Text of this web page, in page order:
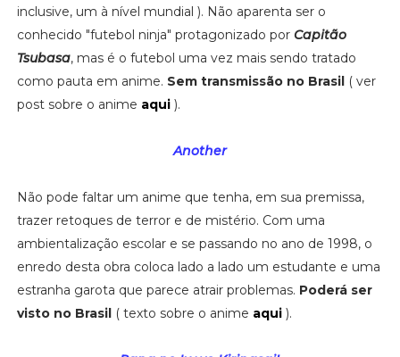
inclusive, um à nível mundial ). Não aparenta ser o
conhecido "futebol ninja" protagonizado porCapitão
Tsubasa, mas é o futebol uma vez mais sendo tratado
como pauta em anime. Sem transmissão no Brasil( ver
post sobre o anime aqui).
Another
Não pode faltar um anime que tenha, em sua premissa,
trazer retoques de terror e de mistério. Com uma
ambientalização escolar e se passando no ano de 1998, o
enredo desta obra coloca lado a lado um estudante e uma
estranha garota que parece atrair problemas. Poderá ser
visto no Brasil( texto sobre o anime aqui ).